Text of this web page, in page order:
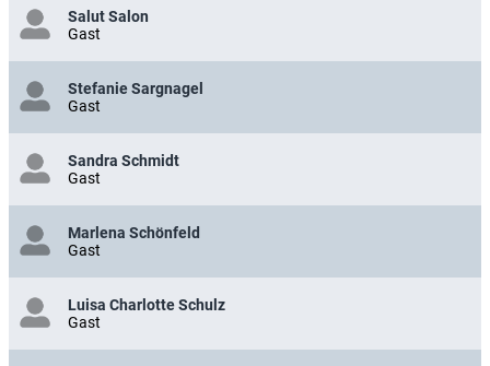
Salut Salon
Gast
Stefanie Sargnagel
Gast
Sandra Schmidt
Gast
Marlena Schönfeld
Gast
Luisa Charlotte Schulz
Gast